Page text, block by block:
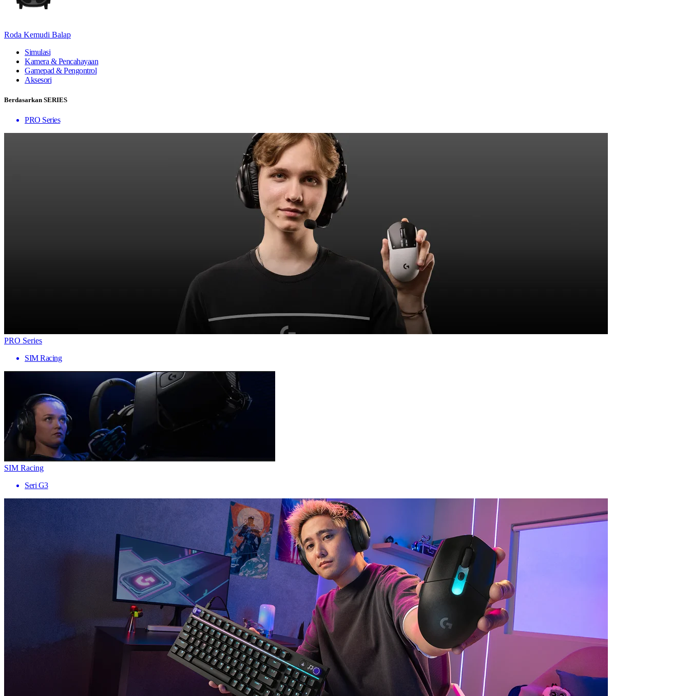
Roda Kemudi Balap
Simulasi
Kamera & Pencahayaan
Gamepad & Pengontrol
Aksesori
Berdasarkan SERIES
PRO Series
PRO Series
SIM Racing
SIM Racing
Seri G3